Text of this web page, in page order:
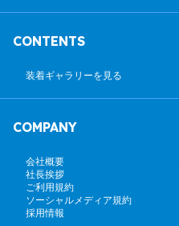
CONTENTS
装着ギャラリーを見る
COMPANY
会社概要
社長挨拶
ご利用規約
ソーシャルメディア規約
採用情報